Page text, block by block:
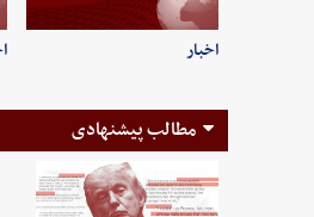
اخبار
مطالب پیشنهادی